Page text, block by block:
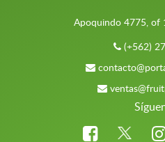
Apoquindo 4775, of
(+562)